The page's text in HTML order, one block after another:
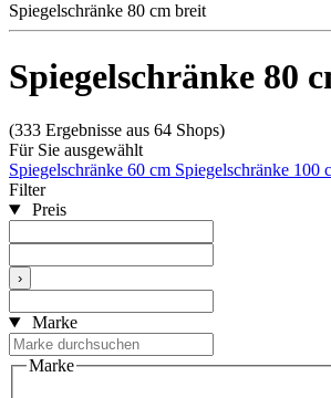
Spiegelschränke 80 cm breit
Spiegelschränke 80
(333 Ergebnisse aus 64 Shops)
Für Sie ausgewählt
Spiegelschränke 60 cm Spiegelschränke 100
Filter
Preis
›
Marke
Marke